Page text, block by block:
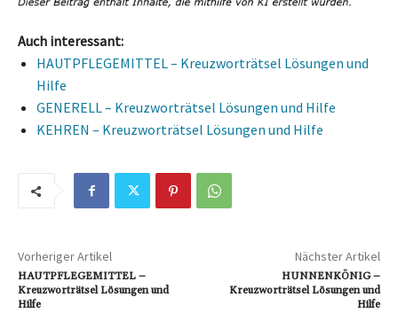
Auch interessant:
HAUTPFLEGEMITTEL – Kreuzworträtsel Lösungen und
Hilfe
GENERELL – Kreuzworträtsel Lösungen und Hilfe
KEHREN – Kreuzworträtsel Lösungen und Hilfe
Vorheriger Artikel
HAUTPFLEGEMITTEL –
Kreuzworträtsel Lösungen und
Hilfe
Nächster Artikel
HUNNENKÖNIG –
Kreuzworträtsel Lösungen und
Hilfe